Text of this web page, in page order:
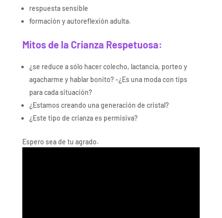
respuesta sensible
formación y autoreflexión adulta.
Mitos de la Crianza Respetuosa:
¿se reduce a sólo hacer colecho, lactancia, porteo y
agacharme y hablar bonito? -¿Es una moda con tips
para cada situación?
¿Estamos creando una generación de cristal?
¿Este tipo de crianza es permisiva?
Espero sea de tu agrado.